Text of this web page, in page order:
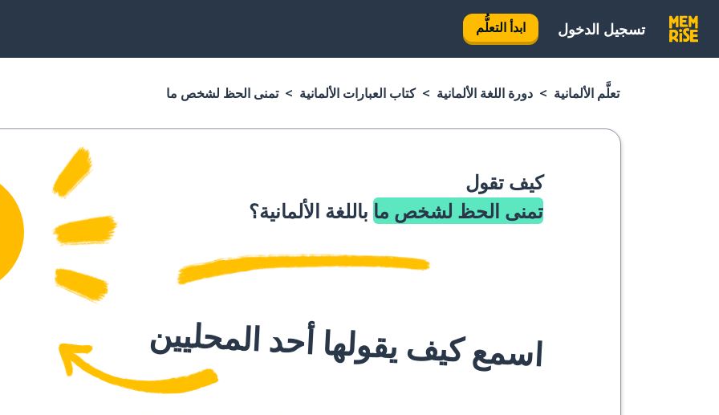
تسجيل الدخول ابدأ التعلُّم
تعلَّم الألمانية دورة اللغة الألمانية كتاب العبارات الألمانية تمنى الحظ لشخص ما
كيف تقول
تمنى الحظ لشخص ما باللغة الألمانية؟
اسمع كيف يقولها أحد المحليين